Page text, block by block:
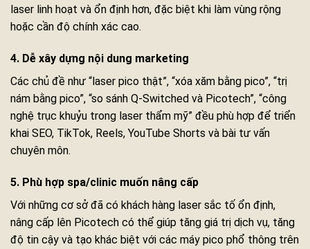
laser linh hoạt và ổn định hơn, đặc biệt khi làm vùng rộng
hoặc cần độ chính xác cao.
4. Dễ xây dựng nội dung marketing
Các chủ đề như “laser pico thật”, “xóa xăm bằng pico”, “trị
nám bằng pico”, “so sánh Q-Switched và Picotech”, “công
nghệ trục khuỷu trong laser thẩm mỹ” đều phù hợp để triển
khai SEO, TikTok, Reels, YouTube Shorts và bài tư vấn
chuyên môn.
5. Phù hợp spa/clinic muốn nâng cấp
Với những cơ sở đã có khách hàng laser sắc tố ổn định,
nâng cấp lên Picotech có thể giúp tăng giá trị dịch vụ, tăng
độ tin cậy và tạo khác biệt với các máy pico phổ thông trên